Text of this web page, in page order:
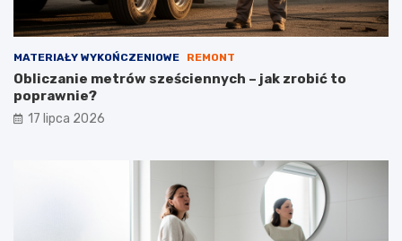
MATERIAŁY WYKOŃCZENIOWE REMONT
Obliczanie metrów sześciennych – jak zrobić to
poprawnie?
17 lipca 2026